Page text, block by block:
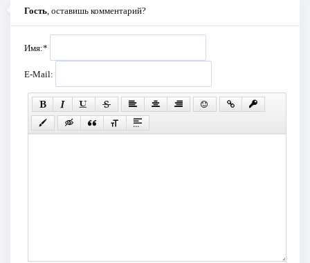
Гость , оставишь комментарий?
Имя:*
E-Mail: